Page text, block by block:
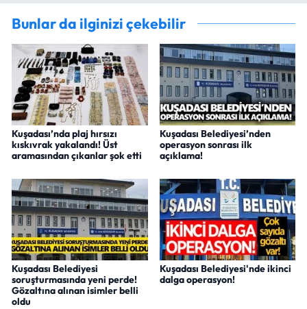
Bunlar da ilginizi çekebilir
Kuşadası’nda plaj hırsızı
kıskıvrak yakalandı! Üst
aramasından çıkanlar şok etti
Kuşadası Belediyesi’nden
operasyon sonrası ilk
açıklama!
Kuşadası Belediyesi
soruşturmasında yeni perde!
Gözaltına alınan isimler belli
oldu
Kuşadası Belediyesi'nde ikinci
dalga operasyon!